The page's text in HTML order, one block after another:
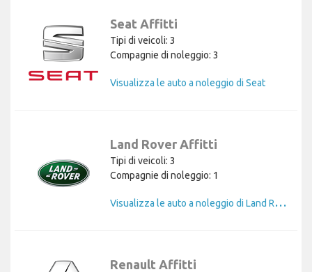
Seat Affitti
Tipi di veicoli: 3
Compagnie di noleggio: 3
Visualizza le auto a noleggio di Seat
Land Rover Affitti
Tipi di veicoli: 3
Compagnie di noleggio: 1
V
isualizza le auto a noleggio di Land Rover
Renault Affitti